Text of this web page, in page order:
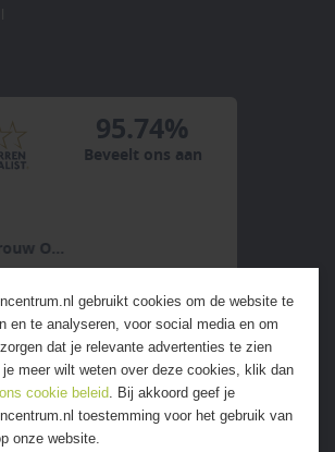
95.74%
Beveelt ons aan
Fam van Nuland
nemen de tijd en
na."
next
gebruikt cookies om de website te
en te analyseren, voor social media en om
dat je relevante advertenties te zien
je meer wilt weten over deze cookies, klik dan
ons cookie beleid. Bij akkoord geef je
toestemming voor het gebruik van
onze website.